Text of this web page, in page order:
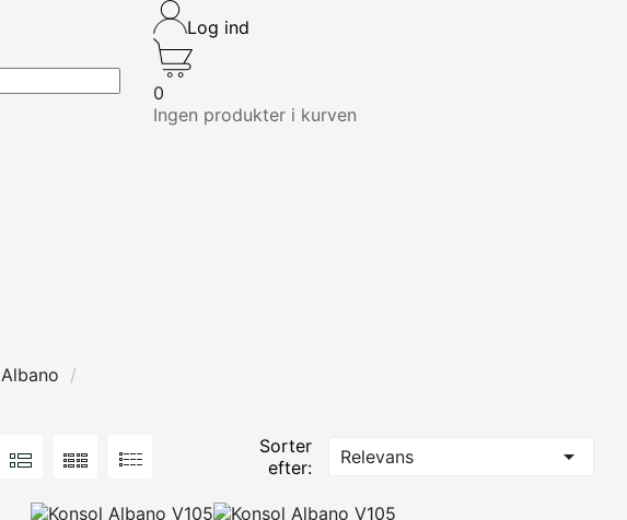
Log ind
0
Ingen produkter i kurven
Albano
Sorter
efter:
Relevans 